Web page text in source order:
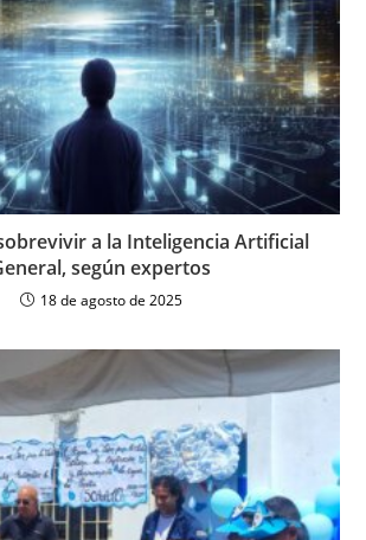
a la Inteligencia Artificial
según expertos
18 de agosto de 2025